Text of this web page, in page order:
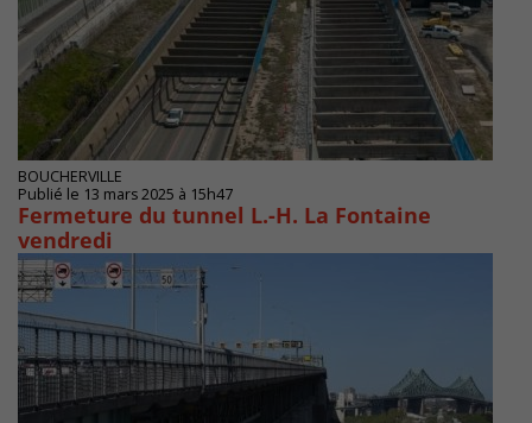
BOUCHERVILLE
Publié le 13 mars 2025 à 15h47
Fermeture du tunnel L.-H. La Fontaine
vendredi